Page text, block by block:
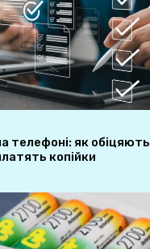
телефоні: як обіцяють
копійки